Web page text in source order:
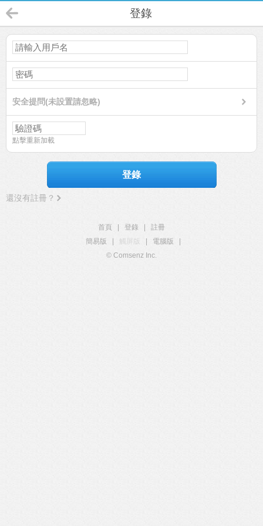
登錄
安全提問(未設置請忽略)
點擊重新加載
登錄
還沒有註冊？
首頁 登錄
註冊
簡易版
觸屏版 電腦版
© Comsenz Inc.